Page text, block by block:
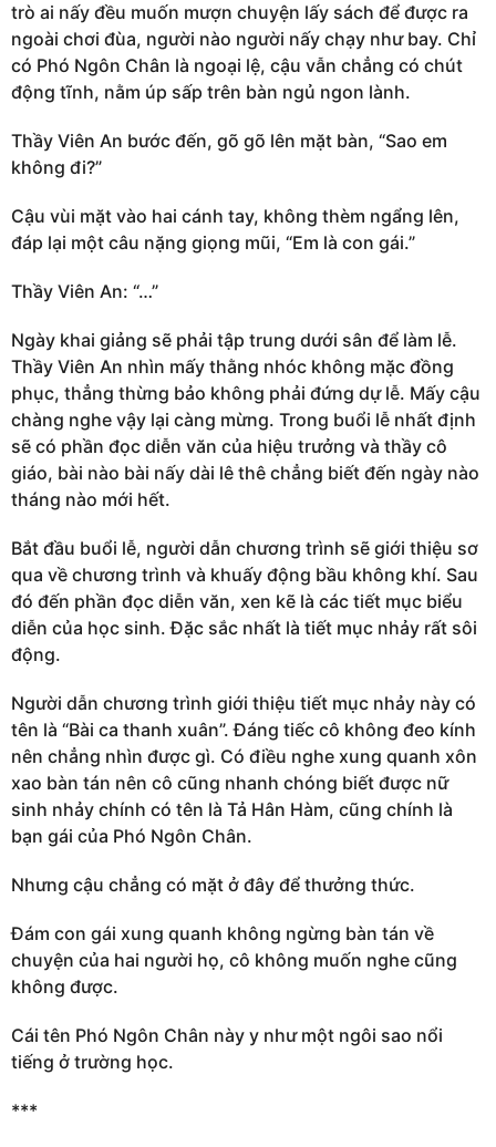
trò ai nấy đều muốn mượn chuyện lấy sách để được ra
ngoài chơi đùa, người nào người nấy chạy như bay. Chỉ
có Phó Ngôn Chân là ngoại lệ, cậu vẫn chẳng có chút
động tĩnh, nằm úp sấp trên bàn ngủ ngon lành.
Thầy Viên An bước đến, gõ gõ lên mặt bàn, “Sao em
không đi?”
Cậu vùi mặt vào hai cánh tay, không thèm ngẩng lên,
đáp lại một câu nặng giọng mũi, “Em là con gái.”
Thầy Viên An: “…”
Ngày khai giảng sẽ phải tập trung dưới sân để làm lễ.
Thầy Viên An nhìn mấy thằng nhóc không mặc đồng
phục, thẳng thừng bảo không phải đứng dự lễ. Mấy cậu
chàng nghe vậy lại càng mừng. Trong buổi lễ nhất định
sẽ có phần đọc diễn văn của hiệu trưởng và thầy cô
giáo, bài nào bài nấy dài lê thê chẳng biết đến ngày nào
tháng nào mới hết.
Bắt đầu buổi lễ, người dẫn chương trình sẽ giới thiệu sơ
qua về chương trình và khuấy động bầu không khí. Sau
đó đến phần đọc diễn văn, xen kẽ là các tiết mục biểu
diễn của học sinh. Đặc sắc nhất là tiết mục nhảy rất sôi
động.
Người dẫn chương trình giới thiệu tiết mục nhảy này có
tên là “Bài ca thanh xuân”. Đáng tiếc cô không đeo kính
nên chẳng nhìn được gì. Có điều nghe xung quanh xôn
xao bàn tán nên cô cũng nhanh chóng biết được nữ
sinh nhảy chính có tên là Tả Hân Hàm, cũng chính là
bạn gái của Phó Ngôn Chân.
Nhưng cậu chẳng có mặt ở đây để thưởng thức.
Đám con gái xung quanh không ngừng bàn tán về
chuyện của hai người họ, cô không muốn nghe cũng
không được.
Cái tên Phó Ngôn Chân này y như một ngôi sao nổi
tiếng ở trường học.
***